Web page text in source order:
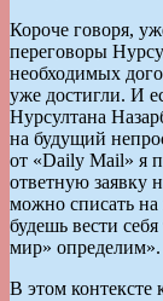
Короче говоря,
переговоры
необходимых
уже достигли. И
Нурсултана
на будущий
от «Daily Mail» я
ответную заявку
можно списать
будешь вести
мир» определим».
В этом